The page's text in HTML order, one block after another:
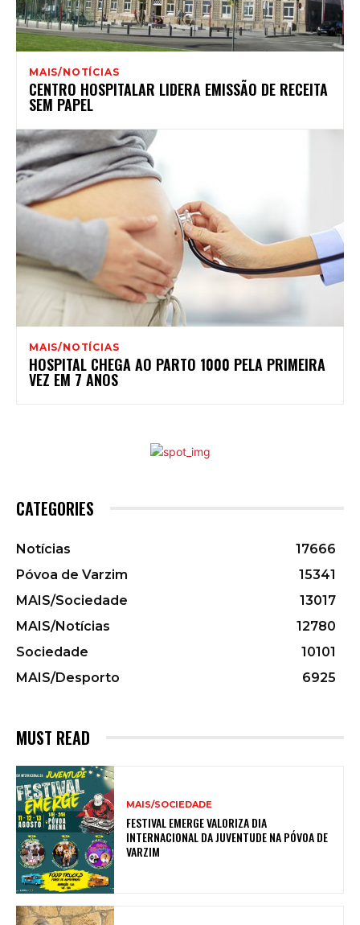
MAIS/NOTÍCIAS
CENTRO HOSPITALAR LIDERA EMISSÃO DE RECEITA
SEM PAPEL
MAIS/NOTÍCIAS
HOSPITAL CHEGA AO PARTO 1000 PELA PRIMEIRA
VEZ EM 7 ANOS
CATEGORIES
Notícias
17666
Póvoa de Varzim
15341
MAIS/Sociedade
13017
MAIS/Notícias
12780
Sociedade
10101
MAIS/Desporto
6925
MUST READ
MAIS/SOCIEDADE
FESTIVAL EMERGE VALORIZA DIA
INTERNACIONAL DA JUVENTUDE NA PÓVOA DE
VARZIM